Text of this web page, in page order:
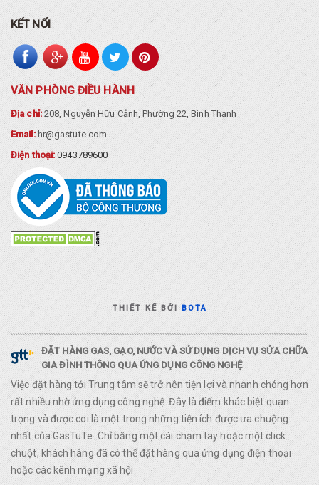
KẾT NỐI
VĂN PHÒNG ĐIỀU HÀNH
Địa chỉ:208, Nguyễn Hữu Cảnh, Phường 22, Bình Thạnh
Email: hr@gastute.com
Điện thoại:0943789600
THIẾT KẾ BỞIBOTA
ĐẶT HÀNG GAS, GẠO, NƯỚC VÀ SỬ DỤNG DỊCH VỤ SỬA CHỮA
GIA ĐÌNH THÔNG QUA ỨNG DỤNG CÔNG NGHỆ
Việc đặt hàng tới Trung tâm sẽ trở nên tiện lợi và nhanh chóng hơn
rất nhiều nhờ ứng dụng công nghệ. Đây là điểm khác biệt quan
trọng và được coi là một trong những tiện ích được ưa chuộng
nhất của GasTuTe. Chỉ bằng một cái chạm tay hoặc một click
chuột, khách hàng đã có thể đặt hàng qua ứng dụng điện thoại
hoặc các kênh mạng xã hội